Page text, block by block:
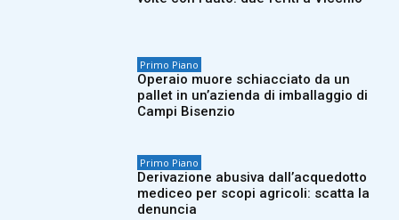
Primo Piano
Operaio muore schiacciato da un
pallet in un’azienda di imballaggio di
Campi Bisenzio
Primo Piano
Derivazione abusiva dall’acquedotto
mediceo per scopi agricoli: scatta la
denuncia